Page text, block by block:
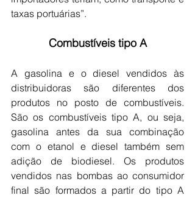
taxas portuárias”.
Combustíveis tipo A
A gasolina e o diesel vendidos às
distribuidoras são diferentes dos
produtos no posto de combustíveis.
São os combustíveis tipo A, ou seja,
gasolina antes da sua combinação
com o etanol e diesel também sem
adição de biodiesel. Os produtos
vendidos nas bombas ao consumidor
final são formados a partir do tipo A